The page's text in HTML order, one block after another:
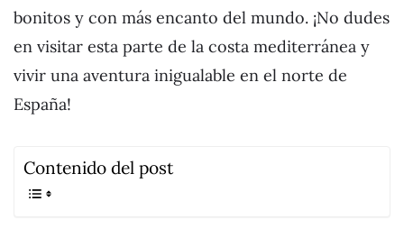
bonitos y con más encanto del mundo. ¡No dudes
en visitar esta parte de la costa mediterránea y
vivir una aventura inigualable en el norte de
España!
Contenido del post